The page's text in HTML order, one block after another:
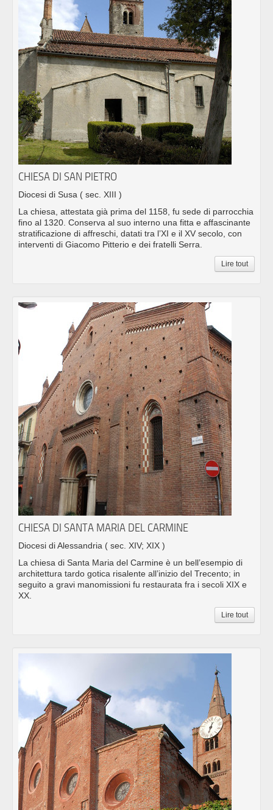
CHIESA DI SAN PIETRO
Diocesi di Susa ( sec. XIII )
La chiesa, attestata già prima del 1158, fu sede di parrocchia
fino al 1320. Conserva al suo interno una fitta e affascinante
stratificazione di affreschi, datati tra l’XI e il XV secolo, con
interventi di Giacomo Pitterio e dei fratelli Serra.
Lire tout
CHIESA DI SANTA MARIA DEL CARMINE
Diocesi di Alessandria ( sec. XIV; XIX )
La chiesa di Santa Maria del Carmine è un bell’esempio di
architettura tardo gotica risalente all’inizio del Trecento; in
seguito a gravi manomissioni fu restaurata fra i secoli XIX e
XX.
Lire tout